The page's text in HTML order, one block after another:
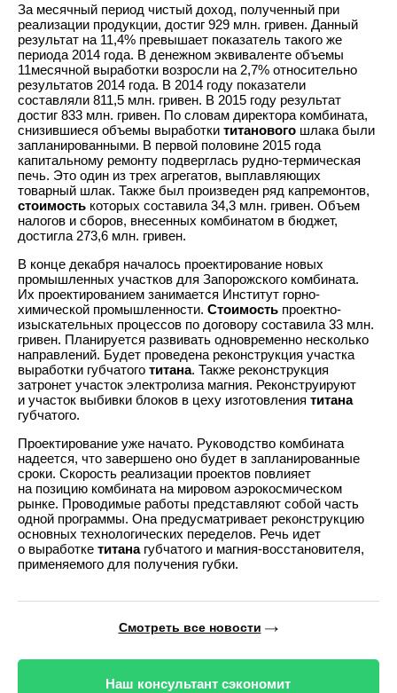
За месячный период чистый доход, полученный при
реализации продукции, достиг 929 млн. гривен. Данный
результат на 11,4% превышает показатель такого же
периода 2014 года. В денежном эквиваленте объемы
11месячной выработки возросли на 2,7% относительно
результатов 2014 года. В 2014 году показатели
составляли 811,5 млн. гривен. В 2015 году результат
достиг 833 млн. гривен. По словам директора комбината,
снизившиеся объемы выработки титанового шлака были
запланированными. В первой половине 2015 года
капитальному ремонту подверглась рудно-термическая
печь. Это один из трех агрегатов, выплавляющих
товарный шлак. Также был произведен ряд капремонтов,
стоимость которых составила 34,3 млн. гривен. Объем
налогов и сборов, внесенных комбинатом в бюджет,
достигла 273,6 млн. гривен.
В конце декабря началось проектирование новых
промышленных участков для Запорожского комбината.
Их проектированием занимается Институт горно-
химической промышленности. Стоимость проектно-
изыскательных процессов по договору составила 33 млн.
гривен. Планируется развивать одновременно несколько
направлений. Будет проведена реконструкция участка
выработки губчатого титана. Также реконструкция
затронет участок электролиза магния. Реконструируют
и участок выбивки блоков в цеху изготовления титана
губчатого.
Проектирование уже начато. Руководство комбината
надеется, что завершено оно будет в запланированные
сроки. Скорость реализации проектов повлияет
на позицию комбината на мировом аэрокосмическом
рынке. Проводимые работы представляют собой часть
одной программы. Она предусматривает реконструкцию
основных технологических переделов. Речь идет
о выработке титанагубчатого и магния-восстановителя,
применяемого для получения губки.
Смотреть все новости
Наш консультант сэкономит